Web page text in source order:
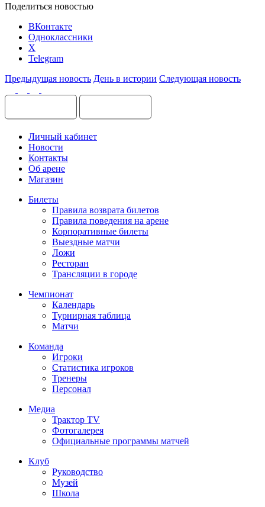
Поделиться новостью
ВКонтакте
Одноклассники
X
Telegram
Предыдущая новость День в истории Следующая новость
Личный кабинет
Новости
Контакты
Об арене
Магазин
Билеты
Правила возврата билетов
Правила поведения на арене
Корпоративные билеты
Выездные матчи
Ложи
Ресторан
Трансляции в городе
Чемпионат
Календарь
Турнирная таблица
Матчи
Команда
Игроки
Статистика игроков
Тренеры
Персонал
Медиа
Трактор TV
Фотогалерея
Официальные программы матчей
Клуб
Руководство
Музей
Школа